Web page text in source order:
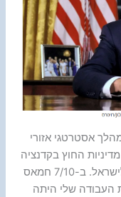
אסטרטגי אזורי
החוץ בקדנציה
הראשונה שלו – הסכם שלום בין סעודיה לישראל. ב-7/10 חמאס
העבודה שלי היתה